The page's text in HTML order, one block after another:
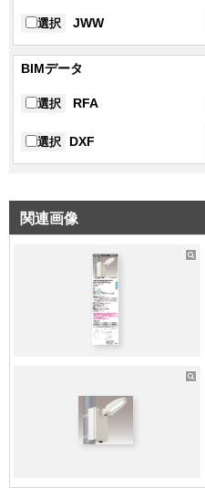
耐雷サージ
その他備考 使用温度範
その他備考
クラスA：
選択 JWW
BIMデータ
選択 RFA
選択 DXF
関連画像